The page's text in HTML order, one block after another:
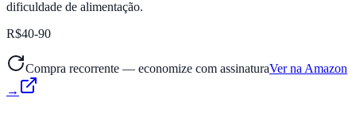
dificuldade de alimentação.
R$40-90
Compra recorrente — economize com assinaturaVer na Amazon
→